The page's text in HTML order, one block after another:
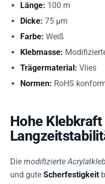
Länge: 100 m
Dicke: 75 µm
Farbe: Weiß
Klebmasse:
Trägermaterial: Vlies
Normen: RoHS
Hohe Klebkraft
Die modifizierte
und gute Scherfestigkeit